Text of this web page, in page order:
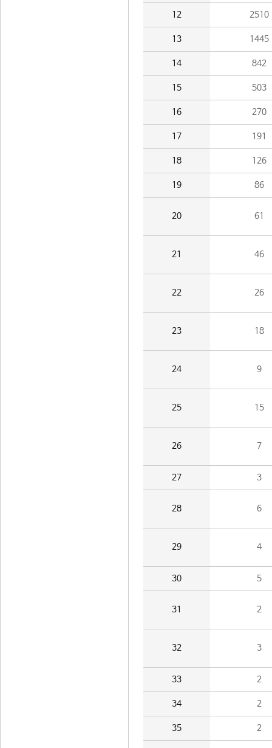
12 2510
13 1445
14 842
15 503
16 270
17 191
18 126
19 86
20 61
21 46
22 26
23 18
24 9
25 15
26 7
27 3
28 6
29 4
30 5
31 2
32 3
33 2
34 2
35 2